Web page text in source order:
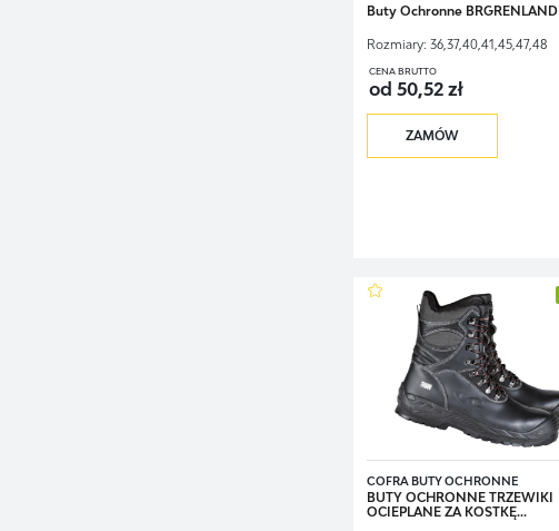
Buty Ochronne BRGRENLAND
Rozmiary: 36,37,40,41,45,47,48
CENA BRUTTO
od 50,52 zł
ZAMÓW
COFRA BUTY OCHRONNE
BUTY OCHRONNE TRZEWIKI
OCIEPLANE ZA KOSTKĘ...